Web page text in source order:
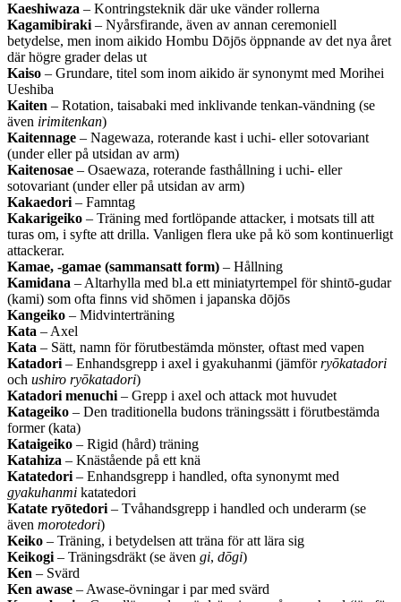
Kaeshiwaza – Kontringsteknik där uke vänder rollerna
Kagamibiraki – Nyårsfirande, även av annan ceremoniell
betydelse, men inom aikido Hombu Dōjōs öppnande av det nya året
där högre grader delas ut
Kaiso – Grundare, titel som inom aikido är synonymt med Morihei
Ueshiba
Kaiten – Rotation, taisabaki med inklivande tenkan-vändning (se
även irimitenkan)
Kaitennage – Nagewaza, roterande kast i uchi- eller sotovariant
(under eller på utsidan av arm)
Kaitenosae – Osaewaza, roterande fasthållning i uchi- eller
sotovariant (under eller på utsidan av arm)
Kakaedori – Famntag
Kakarigeiko – Träning med fortlöpande attacker, i motsats till att
turas om, i syfte att drilla. Vanligen flera uke på kö som kontinuerligt
attackerar.
Kamae, -gamae (sammansatt form) – Hållning
Kamidana – Altarhylla med bl.a ett miniatyrtempel för shintō-gudar
(kami) som ofta finns vid shōmen i japanska dōjōs
Kangeiko – Midvinterträning
Kata – Axel
Kata – Sätt, namn för förutbestämda mönster, oftast med vapen
Katadori – Enhandsgrepp i axel i gyakuhanmi (jämförryōkatadori
och ushiro ryōkatadori)
Katadori menuchi – Grepp i axel och attack mot huvudet
Katageiko – Den traditionella budons träningssätt i förutbestämda
former (kata)
Kataigeiko – Rigid (hård) träning
Katahiza – Knästående på ett knä
Katatedori – Enhandsgrepp i handled, ofta synonymt med
gyakuhanmi katatedori
Katate ryōtedori – Tvåhandsgrepp i handled och underarm (se
även morotedori)
Keiko – Träning, i betydelsen att träna för att lära sig
Keikogi – Träningsdräkt (se även gi, dōgi)
Ken – Svärd
Ken awase – Awase-övningar i par med svärd